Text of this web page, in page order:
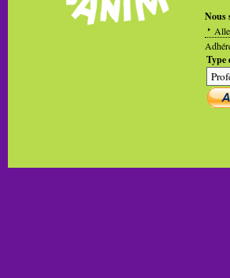
Nous
Type